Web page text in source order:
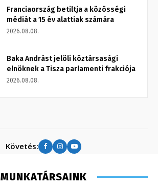
Franciaország betiltja a közösségi
médiát a 15 év alattiak számára
2026.08.08.
Baka Andrást jelöli köztársasági
elnöknek a Tisza parlamenti frakciója
2026.08.08.
Követés:
MUNKATÁRSAINK